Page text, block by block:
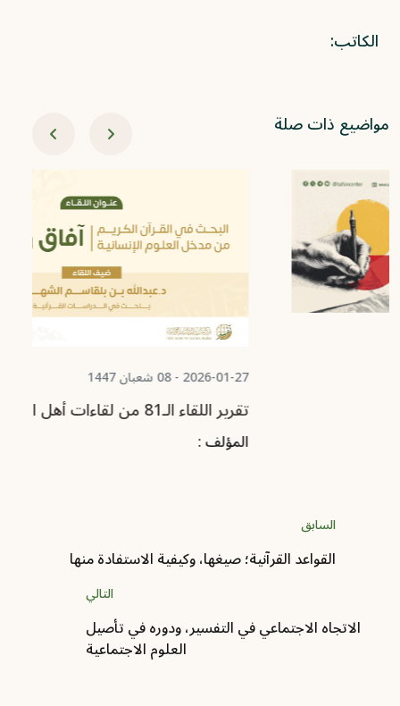
الكاتب:
مواضيع ذات صلة
السابق
القواعد القرآنية؛ صيغها، وكيفية الاستفادة منها
التالي
الاتجاه الاجتماعي في التفسير، ودوره في تأصيل
العلوم الاجتماعية